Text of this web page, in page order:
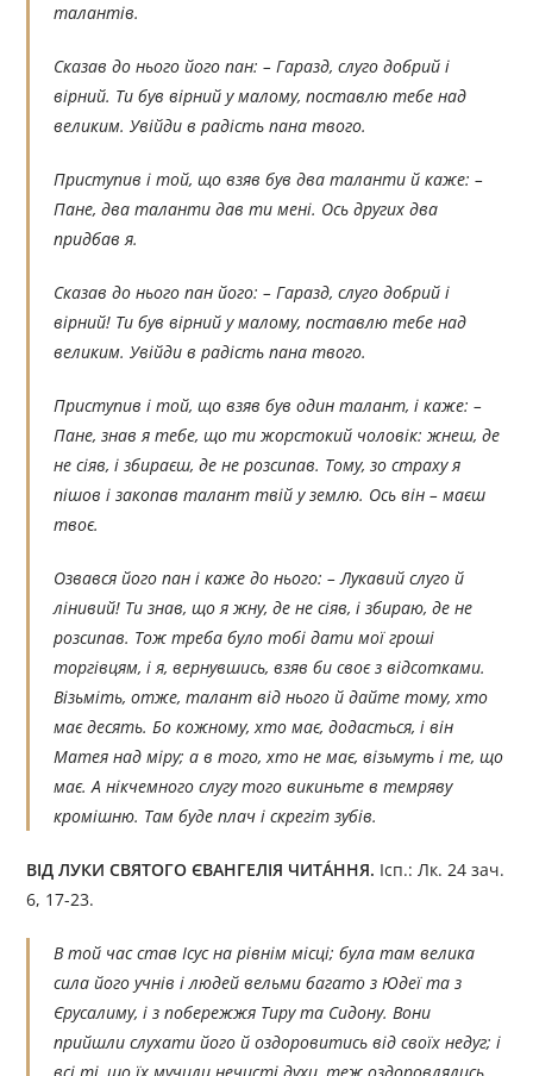
талантів.
Сказав до нього його пан: – Гаразд, слуго добрий і
вірний. Ти був вірний у малому, поставлю тебе над
великим. Увійди в радість пана твого.
Приступив і той, що взяв був два таланти й каже: –
Пане, два таланти дав ти мені. Ось других два
придбав я.
Сказав до нього пан його: – Гаразд, слуго добрий і
вірний! Ти був вірний у малому, поставлю тебе над
великим. Увійди в радість пана твого.
Приступив і той, що взяв був один талант, і каже: –
Пане, знав я тебе, що ти жорстокий чоловік: жнеш, де
не сіяв, і збираєш, де не розсипав. Тому, зо страху я
пішов і закопав талант твій у землю. Ось він – маєш
твоє.
Озвався його пан і каже до нього: – Лукавий слуго й
лінивий! Ти знав, що я жну, де не сіяв, і збираю, де не
розсипав. Тож треба було тобі дати мої гроші
торгівцям, і я, вернувшись, взяв би своє з відсотками.
Візьміть, отже, талант від нього й дайте тому, хто
має десять. Бо кожному, хто має, додасться, і він
Матея над міру; а в того, хто не має, візьмуть і те, що
має. А нікчемного слугу того викиньте в темряву
кромішню. Там буде плач і скрегіт зубів.
ВІД ЛУКИ СВЯТОГО ЄВАНГЕЛІЯ ЧИТÁННЯ. Ісп.: Лк. 24 зач.
6, 17-23.
В той час став Ісус на рівнім місці; була там велика
сила його учнів і людей вельми багато з Юдеї та з
Єрусалиму, і з побережжя Тиру та Сидону. Вони
прийшли слухати його й оздоровитись від своїх недуг; і